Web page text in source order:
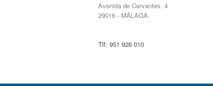
Avenida de Cervantes, 4
29016 - MÁLAGA.
Tlf: 951 926 010